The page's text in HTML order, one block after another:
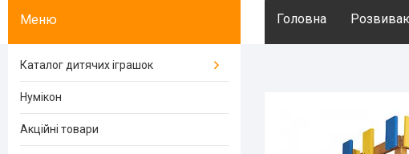
Головна
Каталог дитячих іграшок
Нумікон
Акційні товари